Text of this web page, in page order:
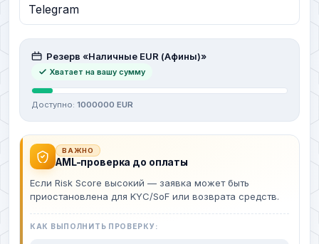
Резерв «Наличные EUR (Афины)»
Хватает на вашу сумму
Доступно: 1000000 EUR
ВАЖНО
AML-проверка до оплаты
Если Risk Score высокий — заявка может быть
приостановлена для KYC/SoF или возврата средств.
КАК ВЫПОЛНИТЬ ПРОВЕРКУ: